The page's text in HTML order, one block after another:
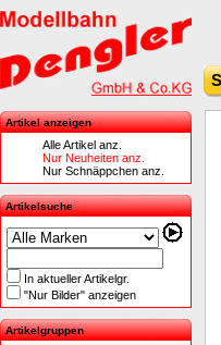
Artikel anzeigen
Alle Artikel anz.
Nur Neuheiten anz.
Nur Schnäppchen anz.
Artikelsuche
In aktueller Artikelgr.
"Nur Bilder" anzeigen
Artikelgruppen